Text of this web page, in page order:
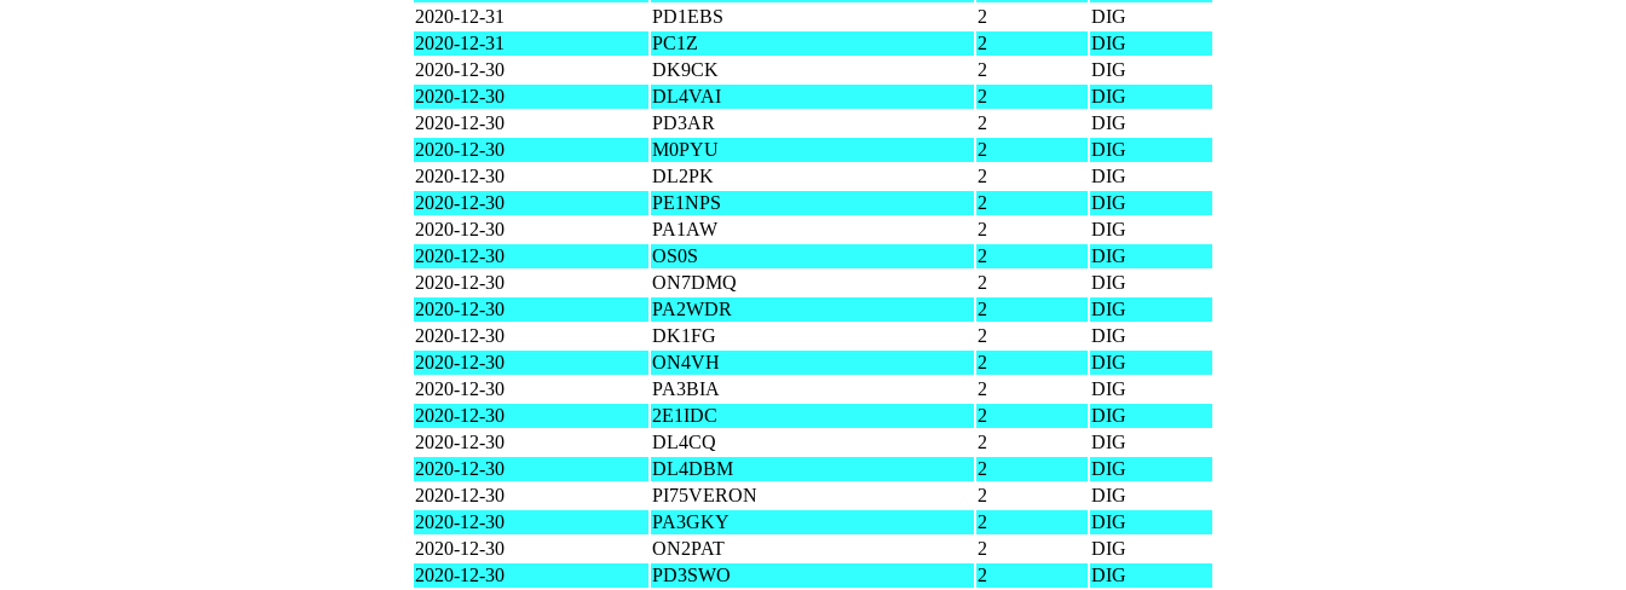
2020-12-31
PD1EBS 2
DIG
2020-12-31
PC1Z 2
DIG
2020-12-30
DK9CK 2
DIG
2020-12-30
DL4VAI 2
DIG
2020-12-30
PD3AR 2
DIG
2020-12-30
M0PYU 2
DIG
2020-12-30
DL2PK 2
DIG
2020-12-30
PE1NPS 2
DIG
2020-12-30
PA1AW 2
DIG
2020-12-30
OS0S 2
DIG
2020-12-30
ON7DMQ 2
DIG
2020-12-30
PA2WDR 2
DIG
2020-12-30
DK1FG 2
DIG
2020-12-30
ON4VH 2
DIG
2020-12-30
PA3BIA 2
DIG
2020-12-30
2E1IDC 2
DIG
2020-12-30
DL4CQ 2
DIG
2020-12-30
DL4DBM 2
DIG
2020-12-30
PI75VERON 2
DIG
2020-12-30
PA3GKY 2
DIG
2020-12-30
ON2PAT 2
DIG
2020-12-30
PD3SWO 2
DIG